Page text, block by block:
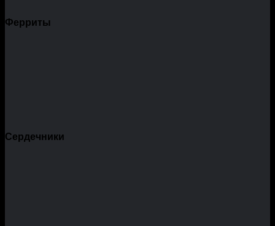
Ферриты
Сердечники